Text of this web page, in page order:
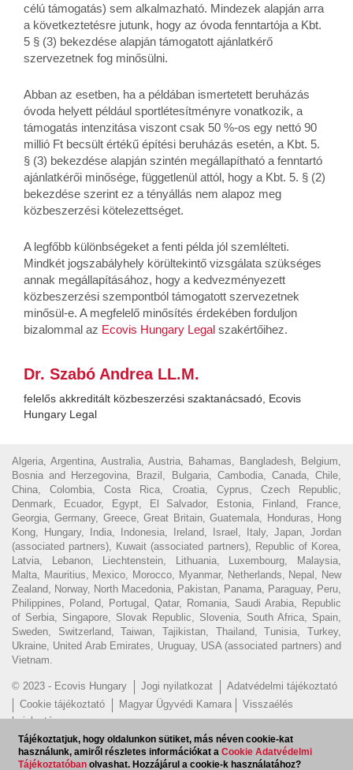
célú támogatás) sem alkalmazható. Mindezek alapján arra
a következtetésre jutunk, hogy az óvoda fenntartója a Kbt.
5 § (3) bekezdése alapján támogatott ajánlatkérő
szervezetnek fog minősülni.
Abban az esetben, ha a példában ismertetett beruházás
óvoda helyett például sportlétesítményre vonatkozik, a
támogatás intenzitása viszont csak 50 %-os egy nettó 90
millió Ft becsült értékű építési beruházás esetén, a Kbt. 5.
§ (3) bekezdése alapján szintén megállapítható a fenntartó
ajánlatkérői minősége, függetlenül attól, hogy a Kbt. 5. § (2)
bekezdése szerint ez a tényállás nem alapoz meg
közbeszerzési kötelezettséget.
A legfőbb különbségeket a fenti példa jól szemlélteti.
Mindkét jogszabályhely körültekintő vizsgálata szükséges
annak megállapításához, hogy a kedvezményezett
közbeszerzési szempontból támogatott szervezetnek
minősül-e. A megfelelő minősítés érdekében forduljon
bizalommal az Ecovis Hungary Legal szakértőihez.
Dr. Szabó Andrea LL.M.
felelős akkreditált közbeszerzési szaktanácsadó, Ecovis
Hungary Legal
Algeria, Argentina, Australia, Austria, Bahamas, Bangladesh, Belgium,
Bosnia and Herzegovina, Brazil, Bulgaria, Cambodia, Canada, Chile,
China, Colombia, Costa Rica, Croatia, Cyprus, Czech Republic,
Denmark, Ecuador, Egypt, El Salvador, Estonia, Finland, France,
Georgia, Germany, Greece, Great Britain, Guatemala, Honduras, Hong
Kong, Hungary, India, Indonesia, Ireland, Israel, Italy, Japan, Jordan
(associated partners), Kuwait (associated partners), Republic of Korea,
Latvia, Lebanon, Liechtenstein, Lithuania, Luxembourg, Malaysia,
Malta, Mauritius, Mexico, Morocco, Myanmar, Netherlands, Nepal, New
Zealand, Norway, North Macedonia, Pakistan, Panama, Paraguay, Peru,
Philippines, Poland, Portugal, Qatar, Romania, Saudi Arabia, Republic
of Serbia, Singapore, Slovak Republic, Slovenia, South Africa, Spain,
Sweden, Switzerland, Taiwan, Tajikistan, Thailand, Tunisia, Turkey,
Ukraine, United Arab Emirates, Uruguay, USA (associated partners) and
Vietnam.
© 2023 - Ecovis Hungary Jogi nyilatkozat
Adatvédelmi tájékoztató
Cookie tájékoztató
Magyar Ügyvédi Kamara
Visszaélés
bejelentés
Hírlevél feliratkozás EN
Tájékoztatjuk, hogy oldalunkon sütiket, más néven cookie-kat
használunk, amiről részletes információkat aCookie Adatvédelmi
Tájékoztatóban olvashat. Hozzájárul a cookie-k használatához?